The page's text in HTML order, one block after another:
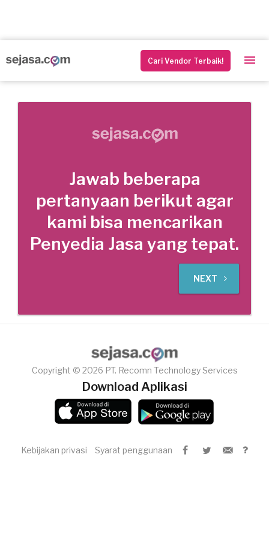
Cari Vendor Terbaik!
Jawab beberapa
pertanyaan berikut agar
kami bisa mencarikan
Penyedia Jasa yang tepat.
NEXT
Copyright © 2026 PT. Recomn Technology Services
Download Aplikasi
Kebijakan privasi Syarat penggunaan